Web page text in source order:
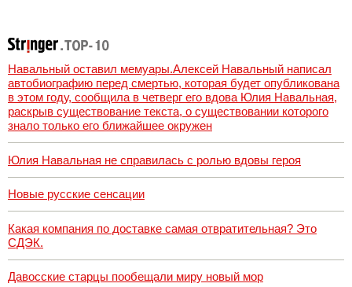
Навальный оставил мемуары.Алексей Навальный написал
автобиографию перед смертью, которая будет опубликована
в этом году, сообщила в четверг его вдова Юлия Навальная,
раскрыв существование текста, о существовании которого
знало только его ближайшее окружен
Юлия Навальная не справилась с ролью вдовы героя
Новые русские сенсации
Какая компания по доставке самая отвратительная? Это
СДЭК.
Давосские старцы пообещали миру новый мор